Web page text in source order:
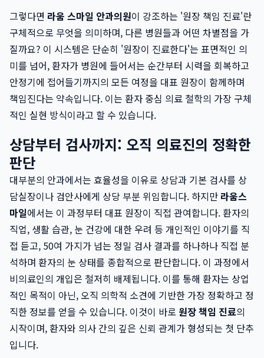
그렇다면 라움 스마일 안과의원이 강조하는 '원장 책임 진료'란
구체적으로 무엇을 의미하며, 다른 병원들과 어떤 차별점을 가
질까요? 이 시스템은 단순히 '원장이 진료한다'는 표면적인 의
미를 넘어, 환자가 병원에 들어서는 순간부터 시력을 회복하고
안정기에 접어들기까지의 모든 여정을 대표 원장이 함께하며
책임진다는 약속입니다. 이는 환자 중심 의료 철학의 가장 구체
적인 실현 방식이라고 할 수 있습니다.
상담부터 검사까지: 오직 의료진의 정확한
판단
대부분의 안과에서는 효율성을 이유로 상담과 기본 검사를 상
담실장이나 검안사에게 상당 부분 위임합니다. 하지만 라움스
마일에서는 이 과정부터 대표 원장이 직접 관여합니다. 환자의
직업, 생활 습관, 눈 건강에 대한 우려 등 개인적인 이야기를 직
접 듣고, 50여 가지가 넘는 정밀 검사 결과를 하나하나 직접 분
석하며 환자의 눈 상태를 종합적으로 판단합니다. 이 과정에서
비의료인의 개입은 철저히 배제됩니다. 이를 통해 환자는 상업
적인 목적이 아닌, 오직 의학적 소견에 기반한 가장 정확하고 정
직한 정보를 얻을 수 있습니다. 이것이 바로 원장 책임 진료의
시작이며, 환자와 의사 간의 깊은 신뢰 관계가 형성되는 첫 단추
입니다.